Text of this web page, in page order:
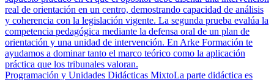
real de orientación en un centro, demostrando capacidad de análisis
y coherencia con la legislación vigente. La segunda prueba evalúa la
competencia pedagógica mediante la defensa oral de un plan de
orientación y una unidad de intervención. En Arke Formación te
ayudamos a dominar tanto el marco teórico como la aplicación
práctica que los tribunales valoran.
Programación y Unidades Didácticas MixtoLa parte didáctica es